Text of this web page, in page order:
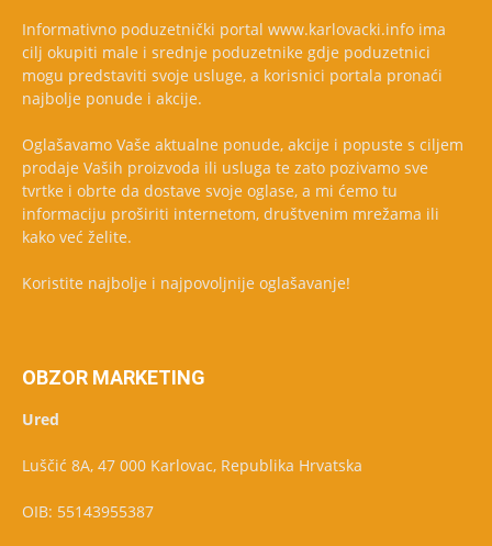
Informativno poduzetnički portal www.karlovacki.info ima
cilj okupiti male i srednje poduzetnike gdje poduzetnici
mogu predstaviti svoje usluge, a korisnici portala pronaći
najbolje ponude i akcije.
Oglašavamo Vaše aktualne ponude, akcije i popuste s ciljem
prodaje Vaših proizvoda ili usluga te zato pozivamo sve
tvrtke i obrte da dostave svoje oglase, a mi ćemo tu
informaciju proširiti internetom, društvenim mrežama ili
kako već želite.
Koristite najbolje i najpovoljnije oglašavanje!
OBZOR MARKETING
Ured
Luščić 8A, 47 000 Karlovac, Republika Hrvatska
OIB: 55143955387